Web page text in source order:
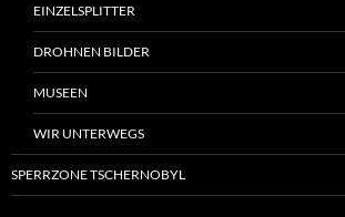
EINZELSPLITTER
DROHNEN BILDER
MUSEEN
WIR UNTERWEGS
SPERRZONE TSCHERNOBYL